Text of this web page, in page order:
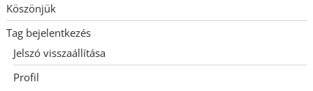
Köszönjük
Tag bejelentkezés
Jelszó visszaállítása
Profil